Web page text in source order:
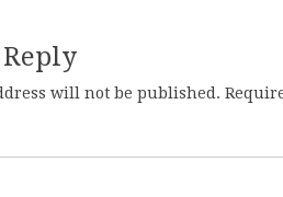
will not be published.